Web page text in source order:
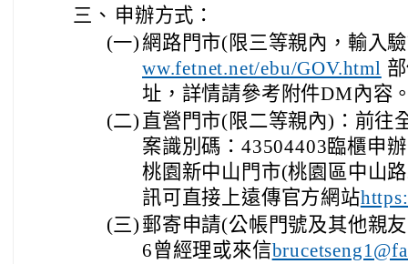
三、 申辦方式：
(一) 網路門市(限三等親內，輸入
ww.fetnet.net/ebu/GOV.html
址，詳情請參考附件DM內容
(二) 直營門市(限二等親內)：前往
案識別碼：43504403臨櫃申
桃園新中山門市(桃園區中山
訊可直接上遠傳官方網站
(三) 郵寄申請(公帳門號及其他親
6曾經理或來信